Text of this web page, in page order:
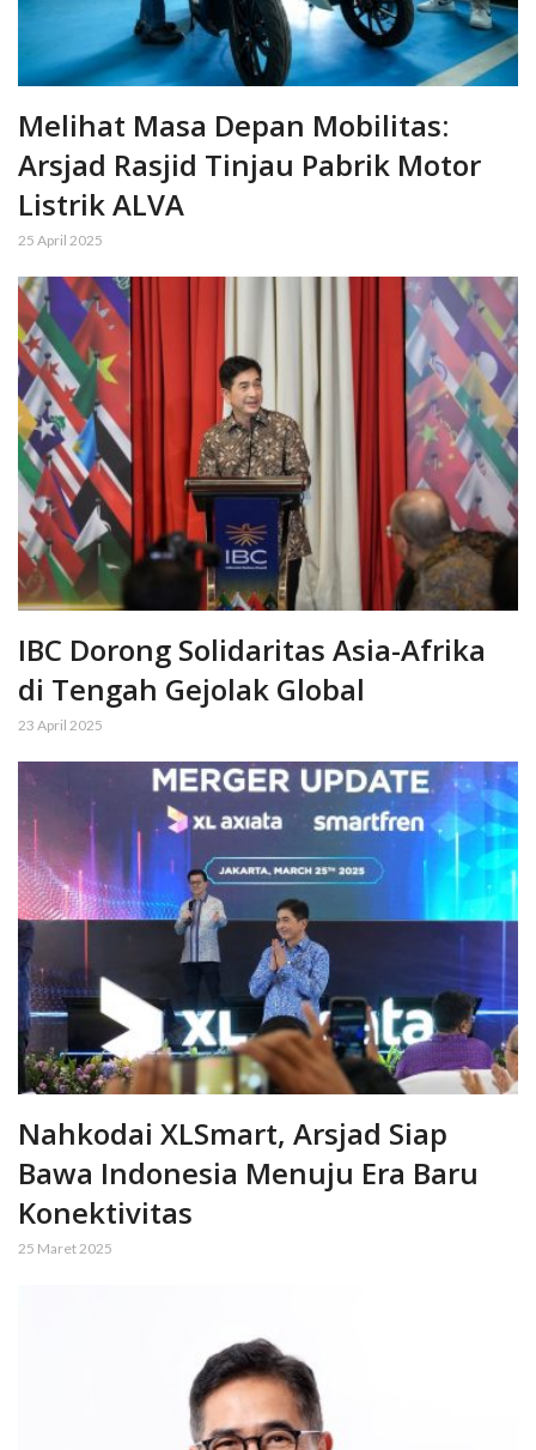
Melihat Masa Depan Mobilitas:
Arsjad Rasjid Tinjau Pabrik Motor
Listrik ALVA
25 April 2025
IBC Dorong Solidaritas Asia-Afrika
di Tengah Gejolak Global
23 April 2025
Nahkodai XLSmart, Arsjad Siap
Bawa Indonesia Menuju Era Baru
Konektivitas
25 Maret 2025